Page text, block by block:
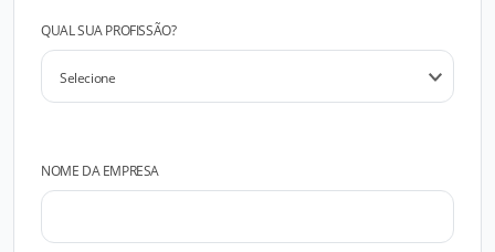
QUAL SUA PROFISSÃO?
NOME DA EMPRESA